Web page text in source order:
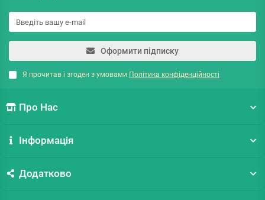
Оформити підписку
Я прочитав і згоден з умовами Політика конфіденційності
Про Нас
Інформація
Додатково